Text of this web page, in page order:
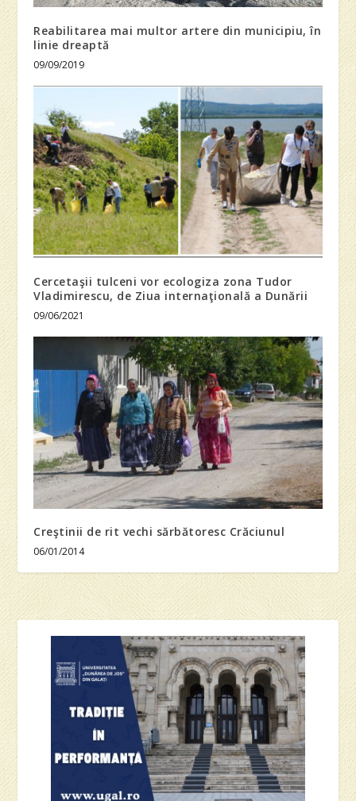
Reabilitarea mai multor artere din municipiu, în
linie dreaptă
09/09/2019
Cercetaşii tulceni vor ecologiza zona Tudor
Vladimirescu, de Ziua internaţională a Dunării
09/06/2021
Creştinii de rit vechi sărbătoresc Crăciunul
06/01/2014